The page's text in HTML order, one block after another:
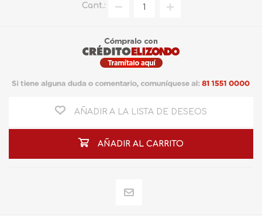
Cant.:
AÑADIR A LA LISTA DE DESEOS
AÑADIR AL CARRITO